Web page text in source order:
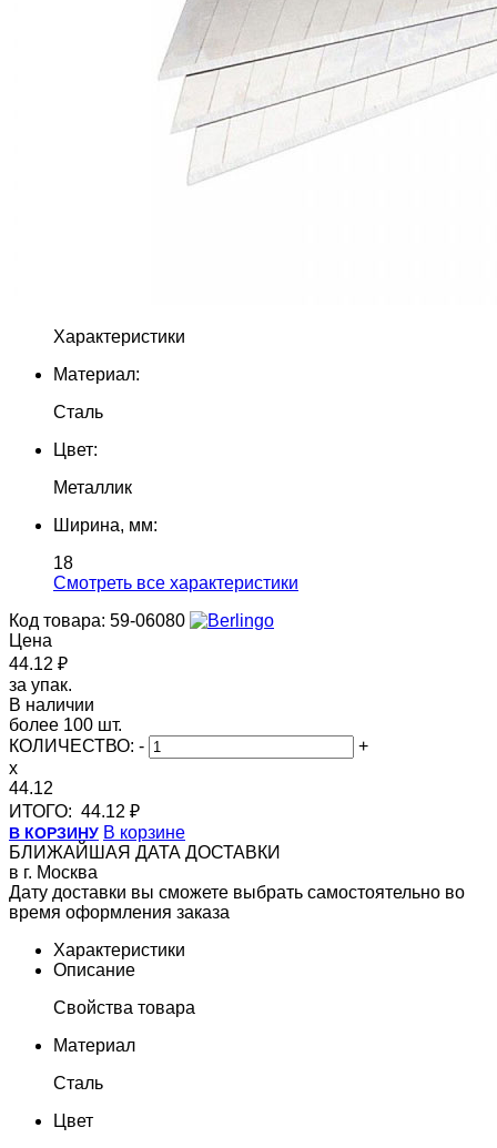
Характеристики
Материал:
Сталь
Цвет:
Металлик
Ширина, мм:
18
Cмотреть все характеристики
Код товара: 59-06080
Цена
44.12 ₽
за упак.
В наличии
более 100 шт.
КОЛИЧЕСТВО: -
+
x
44.12
ИТОГО: 44.12 ₽
В КОРЗИНУ В корзине
БЛИЖАЙШАЯ ДАТА ДОСТАВКИ
в г. Москва
Дату доставки вы сможете выбрать самостоятельно во
время оформления заказа
Характеристики
Описание
Свойства товара
Материал
Сталь
Цвет